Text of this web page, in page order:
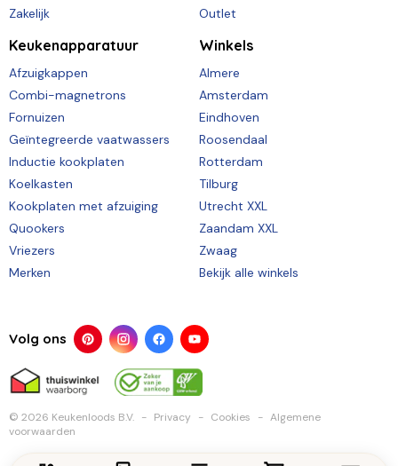
Zakelijk
Outlet
Keukenapparatuur
Afzuigkappen
Combi-magnetrons
Fornuizen
Geïntegreerde vaatwassers
Inductie kookplaten
Koelkasten
Kookplaten met afzuiging
Quookers
Vriezers
Merken
Winkels
Almere
Amsterdam
Eindhoven
Roosendaal
Rotterdam
Tilburg
Utrecht XXL
Zaandam XXL
Zwaag
Bekijk alle winkels
Volg ons
© 2026 Keukenloods B.V. Privacy Cookies
Algemene
voorwaarden